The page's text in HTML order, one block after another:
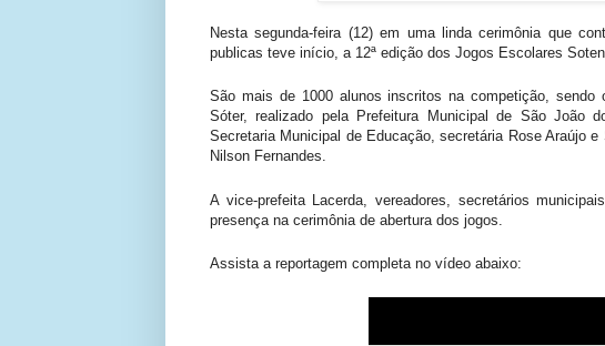
Nesta segunda-feira (12) em uma linda cerimônia que
publicas teve início, a 12ª edição dos Jogos Escolares
São mais de 1000 alunos inscritos na competição,
Sóter, realizado pela Prefeitura Municipal de São João
Secretaria Municipal de Educação, secretária Rose Araújo
Nilson Fernandes.
A vice-prefeita Lacerda, vereadores, secretários
presença na cerimônia de abertura dos jogos.
Assista a reportagem completa no vídeo abaixo: